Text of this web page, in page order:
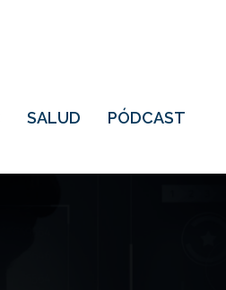
SALUD PÓDCAST